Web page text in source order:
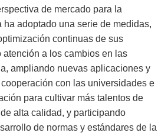
de mercado para la
ha adoptado una serie de medidas,
continuas de sus
atención a los cambios en las
ampliando nuevas aplicaciones y
con las universidades e
para cultivar más talentos de
alta calidad, y participando
de normas y estándares de la